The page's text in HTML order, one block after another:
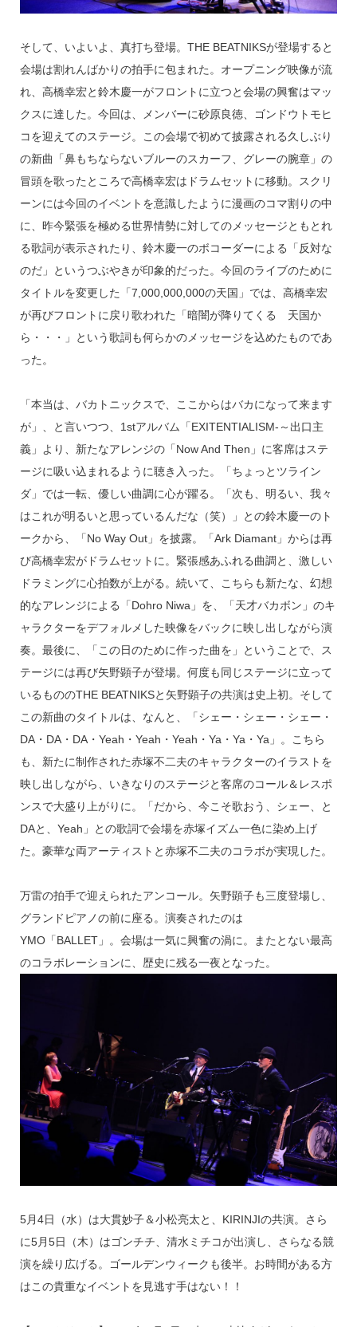
そして、いよいよ、真打ち登場。THE BEATNIKSが登場すると
会場は割れんばかりの拍手に包まれた。オープニング映像が流
れ、高橋幸宏と鈴木慶一がフロントに立つと会場の興奮はマッ
クスに達した。今回は、メンバーに砂原良徳、ゴンドウトモヒ
コを迎えてのステージ。この会場で初めて披露される久しぶり
の新曲「鼻もちならないブルーのスカーフ、グレーの腕章」の
冒頭を歌ったところで高橋幸宏はドラムセットに移動。スクリ
ーンには今回のイベントを意識したように漫画のコマ割りの中
に、昨今緊張を極める世界情勢に対してのメッセージともとれ
る歌詞が表示されたり、鈴木慶一のボコーダーによる「反対な
のだ」というつぶやきが印象的だった。今回のライブのために
タイトルを変更した「7,000,000,000の天国」では、高橋幸宏
が再びフロントに戻り歌われた「暗闇が降りてくる 天国か
ら・・・」という歌詞も何らかのメッセージを込めたものであ
った。
「本当は、バカトニックスで、ここからはバカになって来ます
が」、と言いつつ、1stアルバム「EXITENTIALISM-～出口主
義」より、新たなアレンジの「Now And Then」に客席はステ
ージに吸い込まれるように聴き入った。「ちょっとツライン
ダ」では一転、優しい曲調に心が躍る。「次も、明るい、我々
はこれが明るいと思っているんだな（笑）」との鈴木慶一のト
ークから、「No Way Out」を披露。「Ark Diamant」からは再
び高橋幸宏がドラムセットに。緊張感あふれる曲調と、激しい
ドラミングに心拍数が上がる。続いて、こちらも新たな、幻想
的なアレンジによる「Dohro Niwa」を、「天才バカボン」のキ
ャラクターをデフォルメした映像をバックに映し出しながら演
奏。最後に、「この日のために作った曲を」ということで、ス
テージには再び矢野顕子が登場。何度も同じステージに立って
いるもののTHE BEATNIKSと矢野顕子の共演は史上初。そして
この新曲のタイトルは、なんと、「シェー・シェー・シェー・
DA・DA・DA・Yeah・Yeah・Yeah・Ya・Ya・Ya」。こちら
も、新たに制作された赤塚不二夫のキャラクターのイラストを
映し出しながら、いきなりのステージと客席のコール＆レスポ
ンスで大盛り上がりに。「だから、今こそ歌おう、シェー、と
DAと、Yeah」との歌詞で会場を赤塚イズム一色に染め上げ
た。豪華な両アーティストと赤塚不二夫のコラボが実現した。
万雷の拍手で迎えられたアンコール。矢野顕子も三度登場し、
グランドピアノの前に座る。演奏されたのは
YMO「BALLET」。会場は一気に興奮の渦に。またとない最高
のコラボレーションに、歴史に残る一夜となった。
5月4日（水）は大貫妙子＆小松亮太と、KIRINJIの共演。さら
に5月5日（木）はゴンチチ、清水ミチコが出演し、さらなる競
演を繰り広げる。ゴールデンウィークも後半。お時間がある方
はこの貴重なイベントを見逃す手はない！！